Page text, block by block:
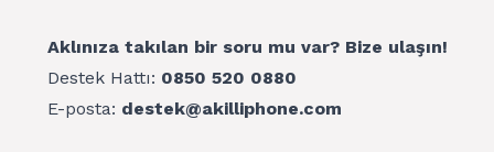
Aklınıza takılan bir soru mu var? Bize ulaşın!
Destek Hattı: 0850 520 0880
E-posta: destek@akilliphone.com